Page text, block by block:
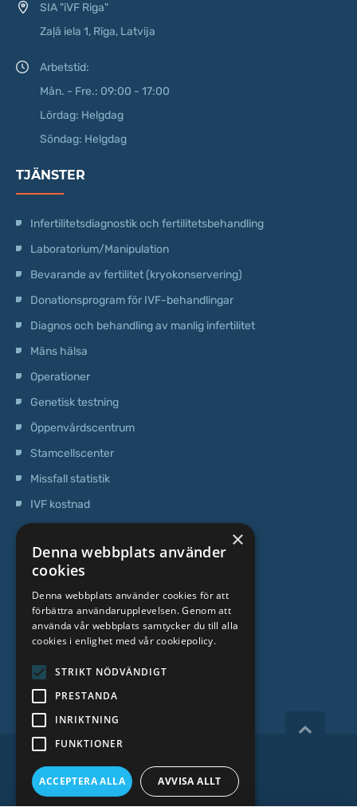
SIA "iVF Riga"
Zaļā iela 1, Rīga, Latvija
Arbetstid:
Mån. - Fre.: 09:00 - 17:00
Lördag: Helgdag
Söndag: Helgdag
TJÄNSTER
Infertilitetsdiagnostik och fertilitetsbehandling
Laboratorium/Manipulation
Bevarande av fertilitet (kryokonservering)
Donationsprogram för IVF-behandlingar
Diagnos och behandling av manlig infertilitet
Mäns hälsa
Operationer
Genetisk testning
Öppenvårdscentrum
Stamcellscenter
Missfall statistik
IVF kostnad
OM OSS
Vilka vi är
Specialist team
Priser
Kontakter
Copyright 2026, iVF Riga.
Integritetspolicy | Villkor | CCTV
×
Denna webbplats använder
cookies
Denna webbplats använder cookies för att
förbättra användarupplevelsen. Genom att
använda vår webbplats samtycker du till alla
cookies i enlighet med vår cookiepolicy.
STRIKT NÖDVÄNDIGT
PRESTANDA
INRIKTNING
FUNKTIONER
ACCEPTERA ALLA AVVISA ALLT